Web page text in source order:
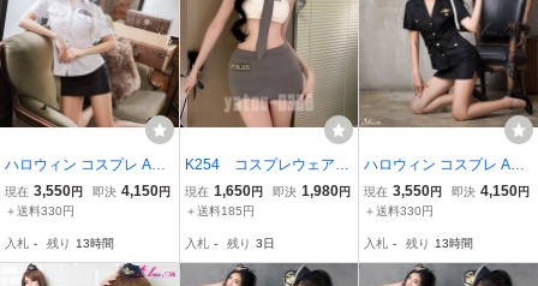
ハロウィン コスプレ Ann
a Mu コスプレ ポリス コ
スチューム 衣装 婦人警官
現在 3,550円 即決 4,150円
＋送料330円
入札 - 残り 13時間
K254 コスプレウェア
POLICE ホルターネッ
ク トップス ミニスカ
ンジェリー コスチュー
ム ナイトウェア
現在 1,650円 即決 1,980円
＋送料185円
入札 - 残り 3日
ハロウィン コスプレ Ann
a Mu コスプレ ポリス コ
スチューム 衣装 婦人警官
クシー 黒 ブラック Sサイ
現在 3,550円 即決 4,150円
＋送料330円
入札 - 残り 13時間